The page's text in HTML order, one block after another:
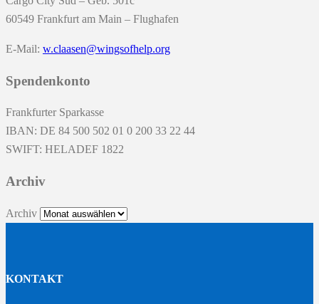
60549 Frankfurt am Main – Flughafen
E-Mail: w.claasen@wingsofhelp.org
Spendenkonto
Frankfurter Sparkasse
IBAN: DE 84 500 502 01 0 200 33 22 44
SWIFT: HELADEF 1822
Archiv
Archiv
KONTAKT